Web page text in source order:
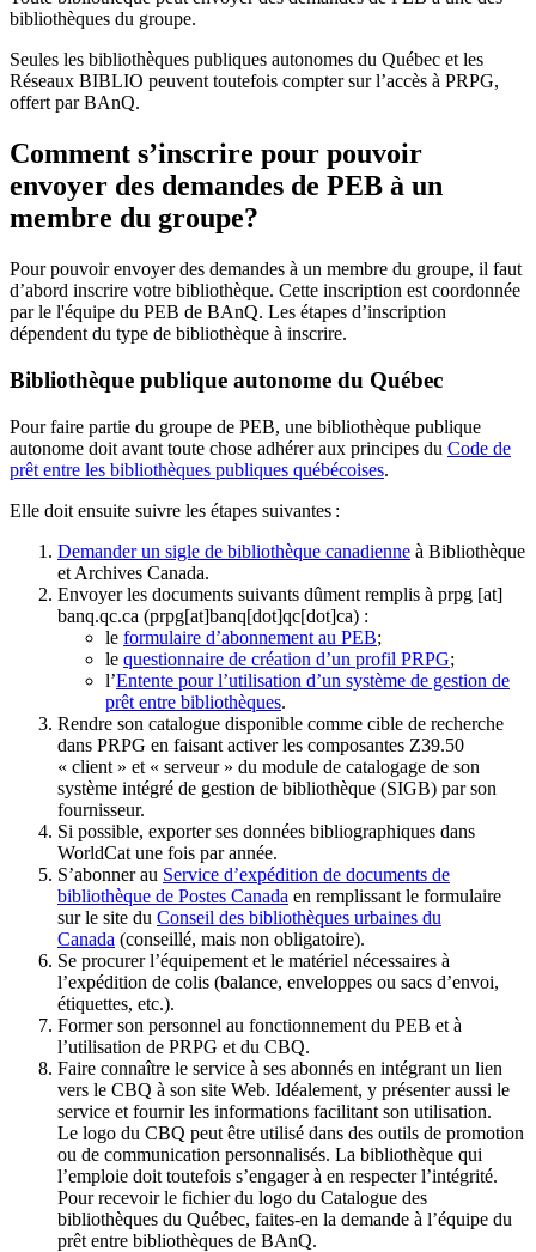
bibliothèques du groupe.
Seules les bibliothèques publiques autonomes du Québec et les
Réseaux BIBLIO peuvent toutefois compter sur l’accès à PRPG,
offert par BAnQ.
Comment s’inscrire pour pouvoir
envoyer des demandes de PEB à un
membre du groupe?
Pour pouvoir envoyer des demandes à un membre du groupe, il faut
d’abord inscrire votre bibliothèque. Cette inscription est coordonnée
par le l'équipe du PEB de BAnQ. Les étapes d’inscription
dépendent du type de bibliothèque à inscrire.
Bibliothèque publique autonome du Québec
Pour faire partie du groupe de PEB, une bibliothèque publique
autonome doit avant toute chose adhérer aux principes du Code de
prêt entre les bibliothèques publiques québécoises.
Elle doit ensuite suivre les étapes suivantes :
Demander un sigle de bibliothèque canadienne à Bibliothèque
et Archives Canada.
Envoyer les documents suivants dûment remplis à prpg [at]
banq.qc.ca (prpg[at]banq[dot]qc[dot]ca) :
le formulaire d’abonnement au PEB;
le questionnaire de création d’un profil PRPG;
l’Entente pour l’utilisation d’un système de gestion de
prêt entre bibliothèques.
Rendre son catalogue disponible comme cible de recherche
dans PRPG en faisant activer les composantes Z39.50
« client » et « serveur » du module de catalogage de son
système intégré de gestion de bibliothèque (SIGB) par son
fournisseur.
Si possible, exporter ses données bibliographiques dans
WorldCat une fois par année.
S’abonner au Service d’expédition de documents de
bibliothèque de Postes Canada en remplissant le formulaire
sur le site du Conseil des bibliothèques urbaines du
Canada (conseillé, mais non obligatoire).
Se procurer l’équipement et le matériel nécessaires à
l’expédition de colis (balance, enveloppes ou sacs d’envoi,
étiquettes, etc.).
Former son personnel au fonctionnement du PEB et à
l’utilisation de PRPG et du CBQ.
Faire connaître le service à ses abonnés en intégrant un lien
vers le CBQ à son site Web. Idéalement, y présenter aussi le
service et fournir les informations facilitant son utilisation.
Le logo du CBQ peut être utilisé dans des outils de promotion
ou de communication personnalisés. La bibliothèque qui
l’emploie doit toutefois s’engager à en respecter l’intégrité.
Pour recevoir le fichier du logo du Catalogue des
bibliothèques du Québec, faites-en la demande à l’équipe du
prêt entre bibliothèques de BAnQ.